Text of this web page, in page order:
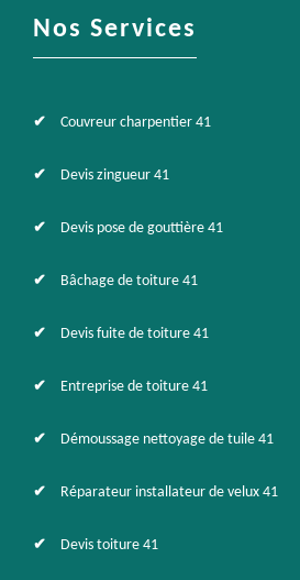
Nos Services
Couvreur charpentier 41
Devis zingueur 41
Devis pose de gouttière 41
Bâchage de toiture 41
Devis fuite de toiture 41
Entreprise de toiture 41
Démoussage nettoyage de tuile 41
Réparateur installateur de velux 41
Devis toiture 41